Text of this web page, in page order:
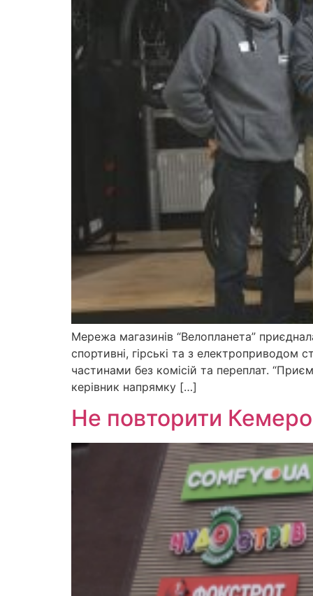
Мережа магазинів “Велопланета”
спортивні, гірські та з електроприводом
частинами без комісій та переплат.
керівник напрямку […]
Не повторити